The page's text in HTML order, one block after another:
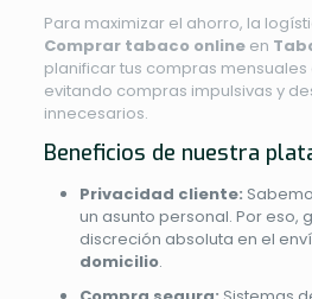
Para maximizar el ahorro, la
Comprar tabaco onlineen
planificar tus compras mensuales
evitando compras impulsivas y
innecesarios.
Beneficios de nuestra
Privacidad cliente:
un asunto personal. Por eso,
discreción absoluta en el
domicilio.